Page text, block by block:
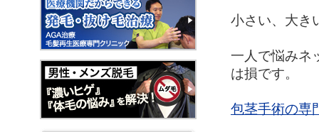
小さい、大き
一人で悩みネ
は損です。
包茎手術の専